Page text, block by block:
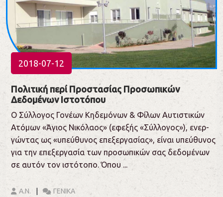
2018-07-12
Πολιτική περί Προστασίας Προσωπικών
Δεδομένων Ιστοτόπου
Ο Σύλ­λο­γος Γο­νέ­ων Κη­δε­μό­νων & Φί­λων Αυ­τι­στι­κών
Ατό­μων «Άγιος Νι­κό­λα­ος» (εφε­ξής «Σύλ­λο­γος»), ενερ­
γώ­ντας ως «υπεύ­θυ­νος επε­ξερ­γα­σί­ας», εί­ναι υπεύ­θυ­νος
για την επε­ξερ­γα­σία των προ­σω­πι­κών σας δε­δο­μέ­νων
σε αυ­τόν τον ιστό­το­πο. Όπου ...
Α.Ν. ΓΕΝΙΚΑ